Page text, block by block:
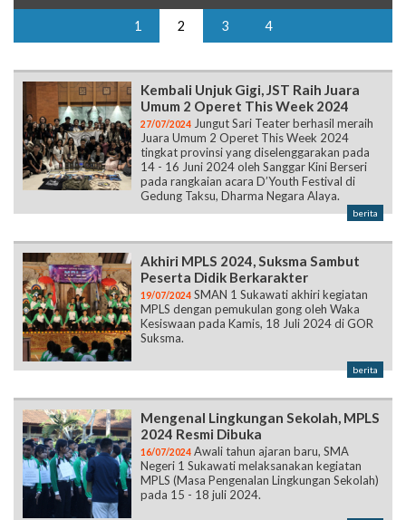
1 2 3 4
Kembali Unjuk Gigi, JST Raih Juara
Umum 2 Operet This Week 2024
27/07/2024 Jungut Sari Teater berhasil meraih
Juara Umum 2 Operet This Week 2024
tingkat provinsi yang diselenggarakan pada
14 - 16 Juni 2024 oleh Sanggar Kini Berseri
pada rangkaian acara D’Youth Festival di
Gedung Taksu, Dharma Negara Alaya.
berita
Akhiri MPLS 2024, Suksma Sambut
Peserta Didik Berkarakter
19/07/2024 SMAN 1 Sukawati akhiri kegiatan
MPLS dengan pemukulan gong oleh Waka
Kesiswaan pada Kamis, 18 Juli 2024 di GOR
Suksma.
berita
Mengenal Lingkungan Sekolah, MPLS
2024 Resmi Dibuka
16/07/2024 Awali tahun ajaran baru, SMA
Negeri 1 Sukawati melaksanakan kegiatan
MPLS (Masa Pengenalan Lingkungan Sekolah)
pada 15 - 18 juli 2024.